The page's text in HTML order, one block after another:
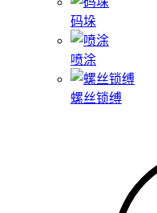
码垛
喷涂
螺丝锁缚